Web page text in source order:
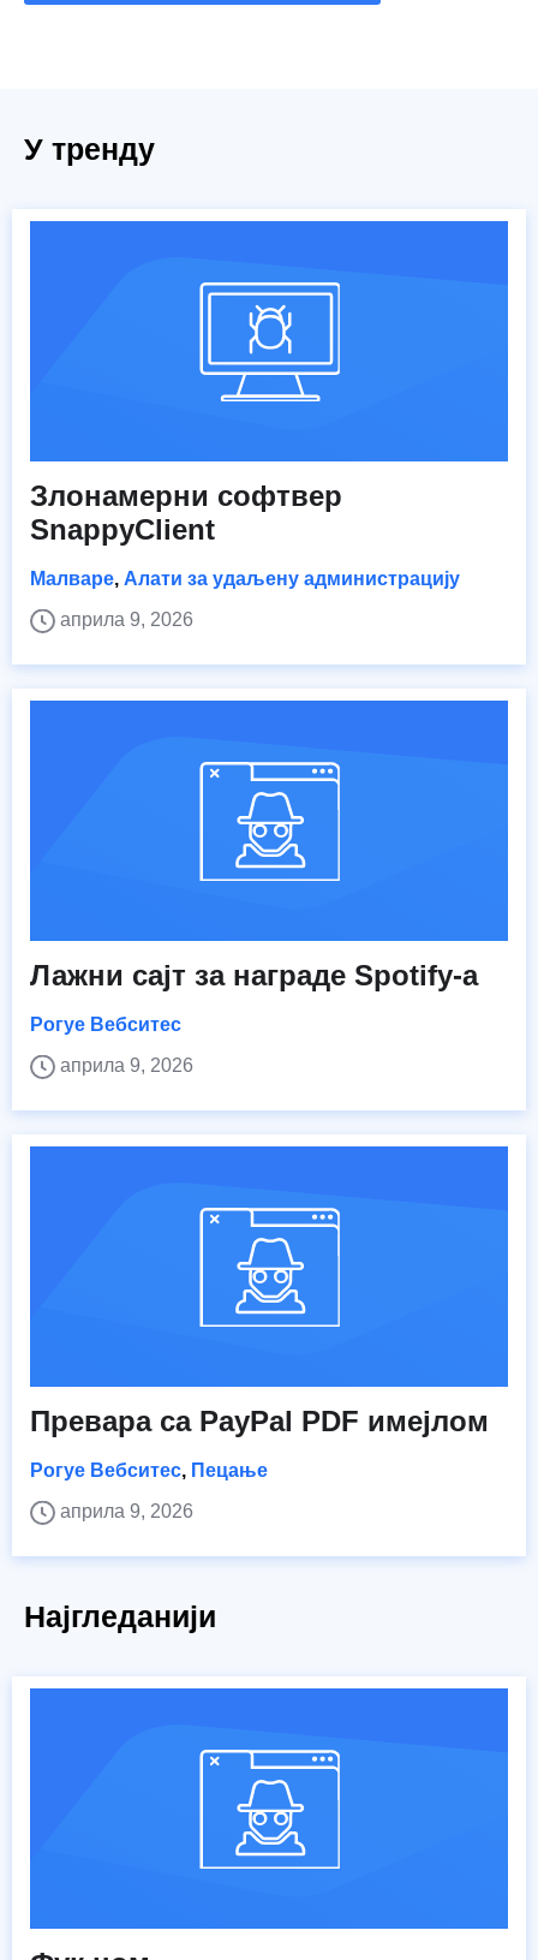
У тренду
Злонамерни софтвер
SnappyClient
Малваре, Алати за удаљену администрацију
априла 9, 2026
Лажни сајт за награде Spotify-а
Рогуе Вебситес
априла 9, 2026
Превара са PayPal PDF имејлом
Рогуе Вебситес, Пецање
априла 9, 2026
Најгледанији